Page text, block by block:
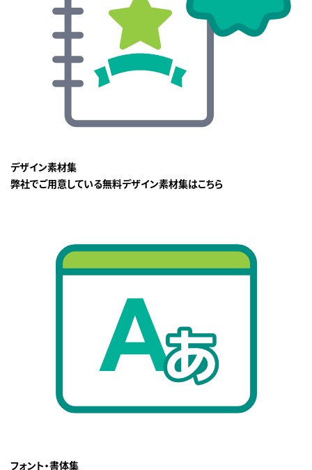
デザイン素材集
弊社でご用意している無料デザイン素材集はこちら
フォント・書体集